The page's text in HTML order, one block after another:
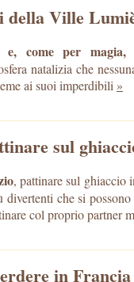
della Ville
come per magia,
natalizia che
ai suoi imperdibili »
sul
, pattinare sul ghiaccio
divertenti che si
col proprio partner
in Francia